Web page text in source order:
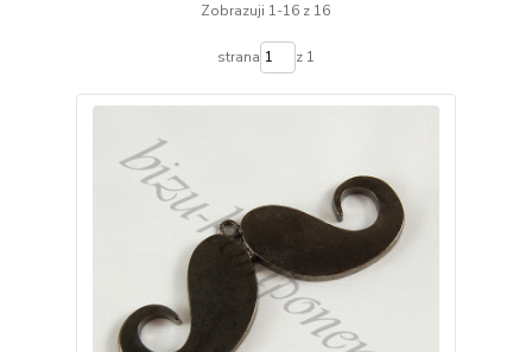
Zobrazuji 1-16 z 16
strana z 1